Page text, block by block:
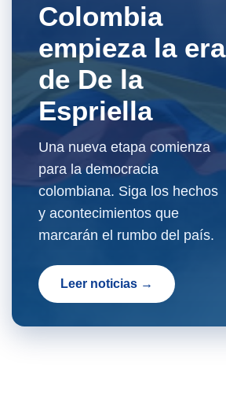
Colombia
empieza la era
de De la
Espriella
Una nueva etapa comienza
para la democracia
colombiana. Siga los hechos
y acontecimientos que
marcarán el rumbo del país.
Leer noticias →